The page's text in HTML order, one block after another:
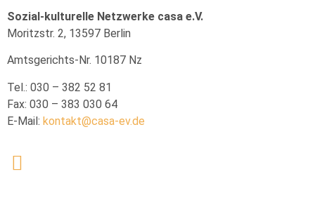
Sozial-kulturelle Netzwerke casa e.V.
Moritzstr. 2, 13597 Berlin
Amtsgerichts-Nr. 10187 Nz
Tel.: 030 – 382 52 81
Fax: 030 – 383 030 64
E-Mail: kontakt@casa-ev.de